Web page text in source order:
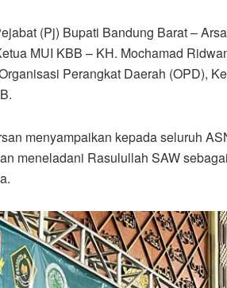
(Pj) Bupati Bandung Barat –
MUI KBB – KH. Mochamad
Perangkat Daerah (OPD),
menyampaikan kepada seluruh
meneladani Rasulullah SAW